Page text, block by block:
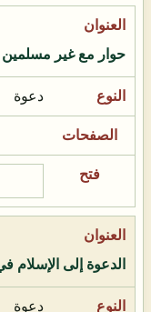
حوار مع غير مسلمين
دعوة
الدعوة إلى الإسلام
دعوة